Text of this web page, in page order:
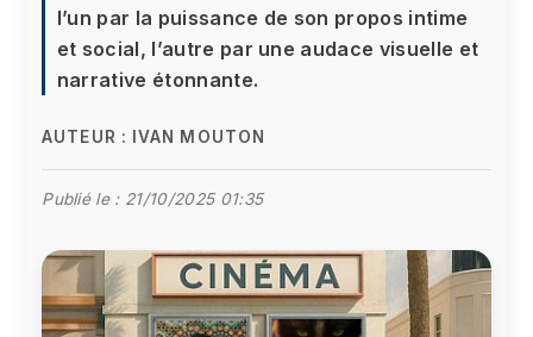
l’un par la puissance de son propos intime
et social, l’autre par une audace visuelle et
narrative étonnante.
AUTEUR : IVAN MOUTON
Publié le : 21/10/2025 01:35